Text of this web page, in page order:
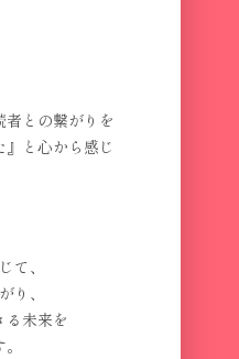
との繋がりを
と心から感じ
て、
り、
る未来を